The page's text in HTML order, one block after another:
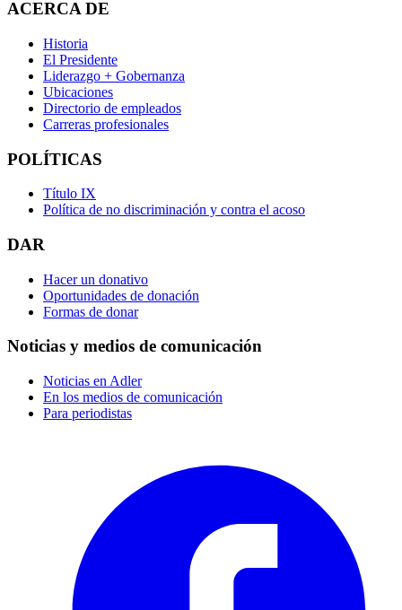
ACERCA DE
Historia
El Presidente
Liderazgo + Gobernanza
Ubicaciones
Directorio de empleados
Carreras profesionales
POLÍTICAS
Título IX
Política de no discriminación y contra el acoso
DAR
Hacer un donativo
Oportunidades de donación
Formas de donar
Noticias y medios de comunicación
Noticias en Adler
En los medios de comunicación
Para periodistas